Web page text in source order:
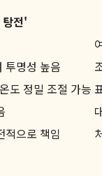
탕전'
투명성 높음
도 정밀 조절 가능
적으로 책임